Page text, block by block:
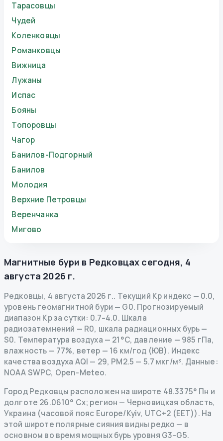
Тарасовцы
Чудей
Коленковцы
Романковцы
Вижница
Лужаны
Испас
Бояны
Топоровцы
Чагор
Банилов-Подгорный
Банилов
Молодия
Верхние Петровцы
Веренчанка
Мигово
Магнитные бури в Редковцах сегодня, 4
августа 2026 г.
Редковцы, 4 августа 2026 г.. Текущий Kp индекс — 0.0,
уровень геомагнитной бури — G0. Прогнозируемый
диапазон Kp за сутки: 0.7–4.0. Шкала
радиозатемнений — R0, шкала радиационных бурь—
S0. Температура воздуха — 21°C, давление — 985 гПа,
влажность — 77%, ветер — 16 км/год (ЮВ). Индекс
качества воздуха AQI — 29, PM2.5 — 5.7 мкг/м³. Данные:
NOAA SWPC, Open-Meteo.
Город Редковцы расположен на широте 48.3375° Пн и
долготе 26.0610° Сх; регион — Черновицкая область,
Украина (часовой пояс Europe/Kyiv, UTC+2 (EET)). На
этой широте полярные сияния видны редко — в
основном во время мощных бурь уровня G3–G5.